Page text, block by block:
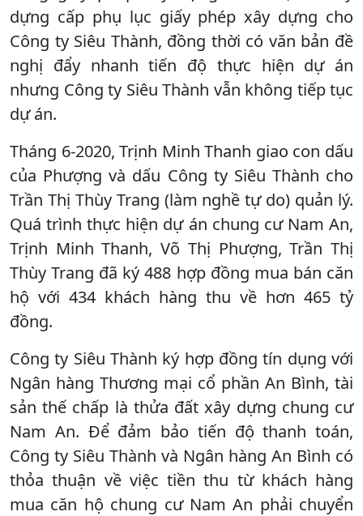
dựng cấp phụ lục giấy phép xây dựng cho
Công ty Siêu Thành, đồng thời có văn bản đề
nghị đẩy nhanh tiến độ thực hiện dự án
nhưng Công ty Siêu Thành vẫn không tiếp tục
dự án.
Tháng 6-2020, Trịnh Minh Thanh giao con dấu
của Phượng và dấu Công ty Siêu Thành cho
Trần Thị Thùy Trang (làm nghề tự do) quản lý.
Quá trình thực hiện dự án chung cư Nam An,
Trịnh Minh Thanh, Võ Thị Phượng, Trần Thị
Thùy Trang đã ký 488 hợp đồng mua bán căn
hộ với 434 khách hàng thu về hơn 465 tỷ
đồng.
Công ty Siêu Thành ký hợp đồng tín dụng với
Ngân hàng Thương mại cổ phần An Bình, tài
sản thế chấp là thửa đất xây dựng chung cư
Nam An. Để đảm bảo tiến độ thanh toán,
Công ty Siêu Thành và Ngân hàng An Bình có
thỏa thuận về việc tiền thu từ khách hàng
mua căn hộ chung cư Nam An phải chuyển